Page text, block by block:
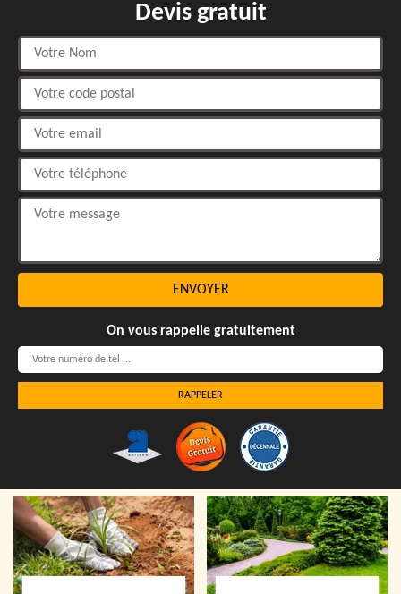
Devis gratuit
On vous rappelle gratuitement